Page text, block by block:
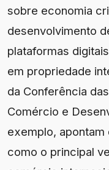
sobre economia
desenvolvimento
plataformas
em propriedade
da Conferência
Comércio e
exemplo,
como o principal